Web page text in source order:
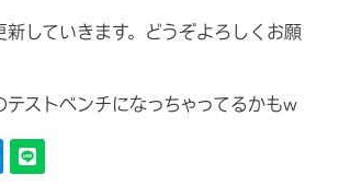
新していきます。どうぞよろしくお願
テストベンチになっちゃってるかもw